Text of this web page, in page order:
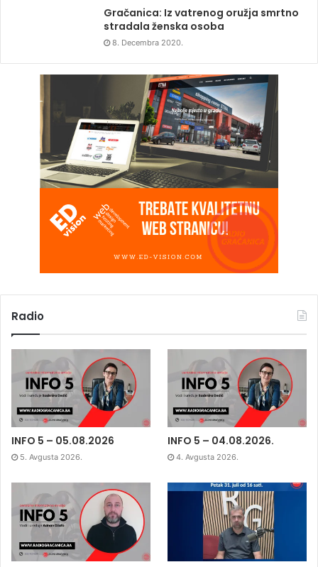
Gračanica: Iz vatrenog oružja smrtno
stradala ženska osoba
8. Decembra 2020.
Radio
INFO 5 – 05.08.2026
5. Avgusta 2026.
INFO 5 – 04.08.2026.
4. Avgusta 2026.